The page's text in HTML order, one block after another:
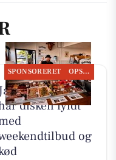
SPONSORERET OPSLAGSTAVLEN
Jaataak Slagteren
disken fyldt
og